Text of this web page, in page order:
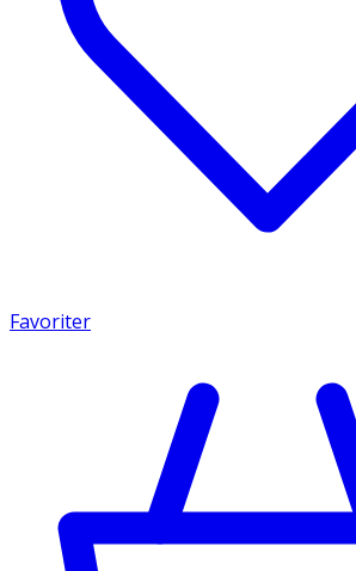
Favoriter